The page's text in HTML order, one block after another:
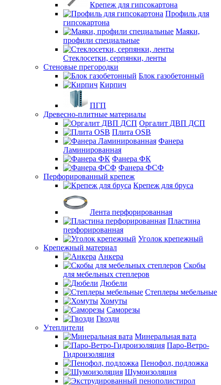
Крепеж для гипсокартона
Профиль для
гипсокартона
Маяки,
профили специальные
Стеклосетки, серпянки, ленты
Стеновые прегородки
Блок газобетонный
Кирпич
ПГП
Древесно-плитные материалы
Оргалит ДВП ДСП
Плита OSB
Фанера
Ламинированная
Фанера ФК
Фанера ФСФ
Перфорированный крепеж
Крепеж для бруса
Лента перфорированная
Пластина
перфорированная
Уголок крепежный
Крепежный материал
Анкера
Скобы
для мебельных степлеров
Дюбели
Степлеры мебельные
Хомуты
Саморезы
Гвозди
Утеплители
Минеральная вата
Паро-Ветро-
Гидроизоляция
Пенофол, подложка
Шумоизоляция